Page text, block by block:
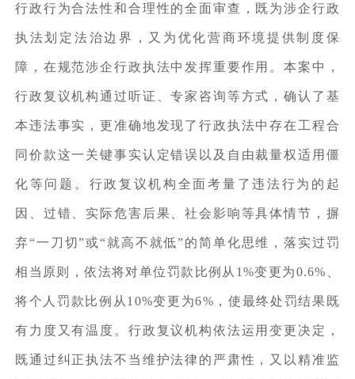
行政行为合法性和合理性的全面审查，既为涉企行政
执法划定法治边界，又为优化营商环境提供制度保
障，在规范涉企行政执法中发挥重要作用。本案中，
行政复议机构通过听证、专家咨询等方式，确认了基
本违法事实，更准确地发现了行政执法中存在工程合
同价款这一关键事实认定错误以及自由裁量权适用僵
化等问题。行政复议机构全面考量了违法行为的起
因、过错、实际危害后果、社会影响等具体情节，摒
弃“一刀切”或“就高不就低”的简单化思维，落实过罚
相当原则，依法将对单位罚款比例从1%变更为0.6%、
将个人罚款比例从10%变更为6%，使最终处罚结果既
有力度又有温度。行政复议机构依法运用变更决定，
既通过纠正执法不当维护法律的严肃性，又以精准监